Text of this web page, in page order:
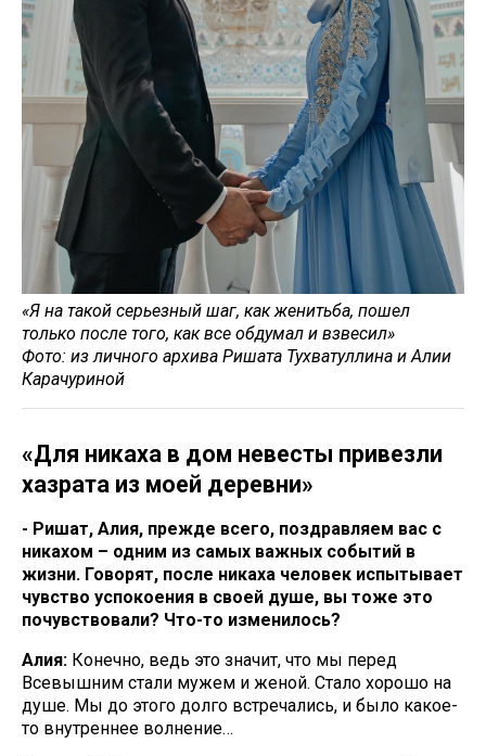
«Я на такой серьезный шаг, как женитьба, пошел
только после того, как все обдумал и взвесил»
Фото: из личного архива Ришата Тухватуллина и Алии
Карачуриной
«Для никаха в дом невесты привезли
хазрата из моей деревни»
- Ришат, Алия, прежде всего, поздравляем вас с
никахом – одним из самых важных событий в
жизни. Говорят, после никаха человек испытывает
чувство успокоения в своей душе, вы тоже это
почувствовали? Что-то изменилось?
Алия: Конечно, ведь это значит, что мы перед
Всевышним стали мужем и женой. Стало хорошо на
душе. Мы до этого долго встречались, и было какое-
то внутреннее волнение…